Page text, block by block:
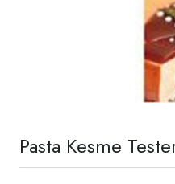
Pasta Kesme